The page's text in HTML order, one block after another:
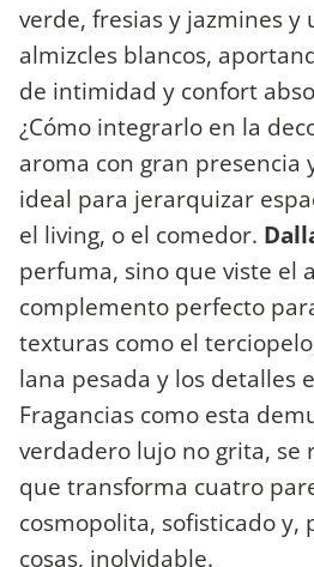
verde, fresias y jazmines y
almizcles blancos,
de intimidad y confort
​¿Cómo integrarlo en la
aroma con gran presencia
ideal para jerarquizar
el living, o el comedor.
perfuma, sino que viste el
complemento perfecto
texturas como el
lana pesada y los detalles
​Fragancias como esta
verdadero lujo no grita, se
que transforma cuatro
cosmopolita, sofisticado y,
cosas, inolvidable.